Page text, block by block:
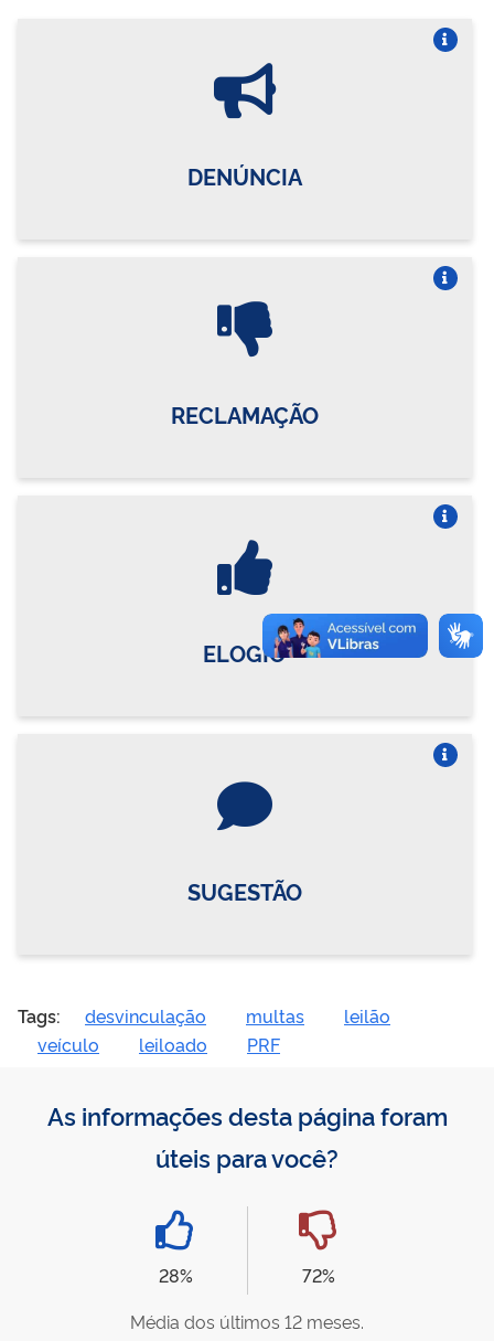
DENÚNCIA
RECLAMAÇÃO
ELOGIO
SUGESTÃO
Tags: desvinculação multas
leilão
veículo
leiloado PRF
As informações desta página foram
úteis para você?
28%
72%
Média dos últimos 12 meses.